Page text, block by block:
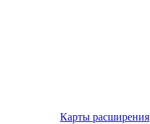
Карты расширения